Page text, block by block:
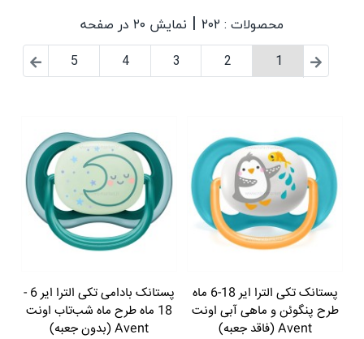
محصولات : ۲۰۲ | نمایش ۲۰ در صفحه
1
2
3
4
5
پستانک تکی الترا ایر 18-6 ماه
طرح پنگوئن و ماهی آبی اونت
Avent (فاقد جعبه)
پستانک بادامی تکی الترا ایر 6 -
18 ماه طرح ماه شب‌تاب اونت
Avent (بدون جعبه)